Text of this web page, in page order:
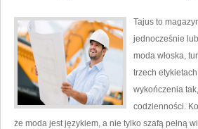
Tajus to
jednocześnie
moda włoska,
trzech
wykończenia
codzienności.
że moda jest językiem, a nie tylko szafą pełną